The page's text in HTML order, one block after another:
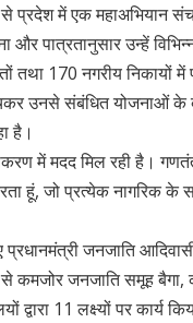
प्रदेश में एक महाअभियान
पात्रतानुसार उन्हें
तथा 170 नगरीय निकायों
उनसे संबंधित योजनाओं के
है।
में मदद मिल रही है।
हूं, जो प्रत्येक नागरिक के
जनजाति
जनजाति समूह बैगा,
11 लक्ष्यों पर कार्य